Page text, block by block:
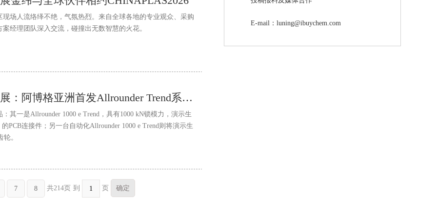
场人流络绎不绝，气氛热烈。来自全球各地的专业观众、采购
经理团队深入交流，碰撞出无数智慧的火花。
2026中国国际橡塑展：阿博格亚洲首发Allrounder Trend系列电动注塑机
其一是Allrounder 1000 e Trend，具有1000 kN锁模力，演示生
PCB连接件；另一台自动化Allrounder 1000 e Trend则将演示生
。
7 8 共214页 到 页
E-mail：luning@ibuychem.com